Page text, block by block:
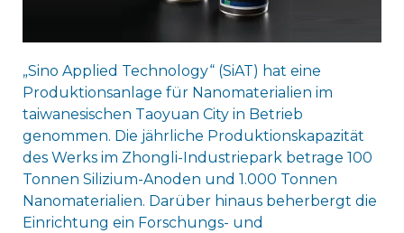
„Sino Applied Technology“ (SiAT) hat eine
Produktionsanlage für Nanomaterialien im
taiwanesischen Taoyuan City in Betrieb
genommen. Die jährliche Produktionskapazität
des Werks im Zhongli-Industriepark betrage 100
Tonnen Silizium-Anoden und 1.000 Tonnen
Nanomaterialien. Darüber hinaus beherbergt die
Einrichtung ein Forschungs- und